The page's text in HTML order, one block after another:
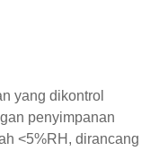
yang dikontrol
penyimpanan
<5%RH, dirancang